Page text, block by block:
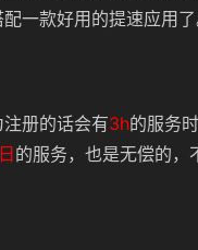
一款好用的提速应用了
册的话会有3h的服务
的服务，也是无偿的，